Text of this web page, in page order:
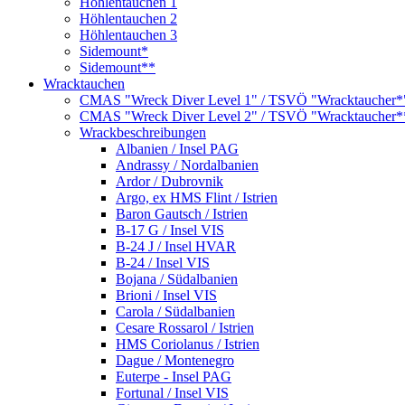
Höhlentauchen 2
Höhlentauchen 3
Sidemount*
Sidemount**
Wracktauchen
CMAS "Wreck Diver Level 1" / TSVÖ
CMAS "Wreck Diver Level 2" / TSVÖ
Wrackbeschreibungen
Albanien / Insel PAG
Andrassy / Nordalbanien
Ardor / Dubrovnik
Argo, ex HMS Flint / Istrien
Baron Gautsch / Istrien
B-17 G / Insel VIS
B-24 J / Insel HVAR
B-24 / Insel VIS
Bojana / Südalbanien
Brioni / Insel VIS
Carola / Südalbanien
Cesare Rossarol / Istrien
HMS Coriolanus / Istrien
Dague / Montenegro
Euterpe - Insel PAG
Fortunal / Insel VIS